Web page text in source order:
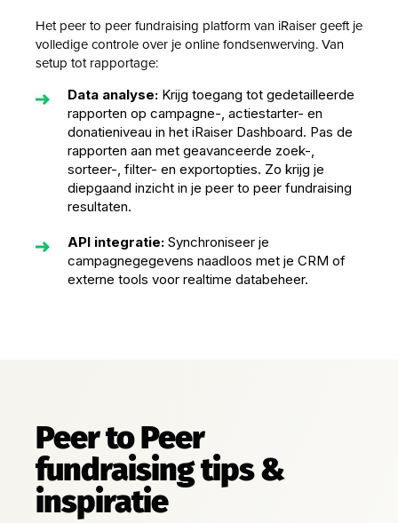
Het peer to peer fundraising platform van iRaiser geeft je
volledige controle over je online fondsenwerving. Van
setup tot rapportage:
Data analyse: Krijg toegang tot gedetailleerde
rapporten op campagne-, actiestarter- en
donatieniveau in het iRaiser Dashboard. Pas de
rapporten aan met geavanceerde zoek-,
sorteer-, filter- en exportopties. Zo krijg je
diepgaand inzicht in je peer to peer fundraising
resultaten.
API integratie: Synchroniseer je
campagnegegevens naadloos met je CRM of
externe tools voor realtime databeheer.
Peer to Peer
fundraising tips &
inspiratie